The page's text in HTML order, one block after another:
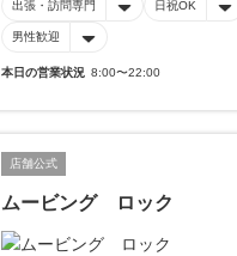
出張・訪問専門 日祝OK
男性歓迎
本日の営業状況 8:00〜22:00
店舗公式
ムービング ロック